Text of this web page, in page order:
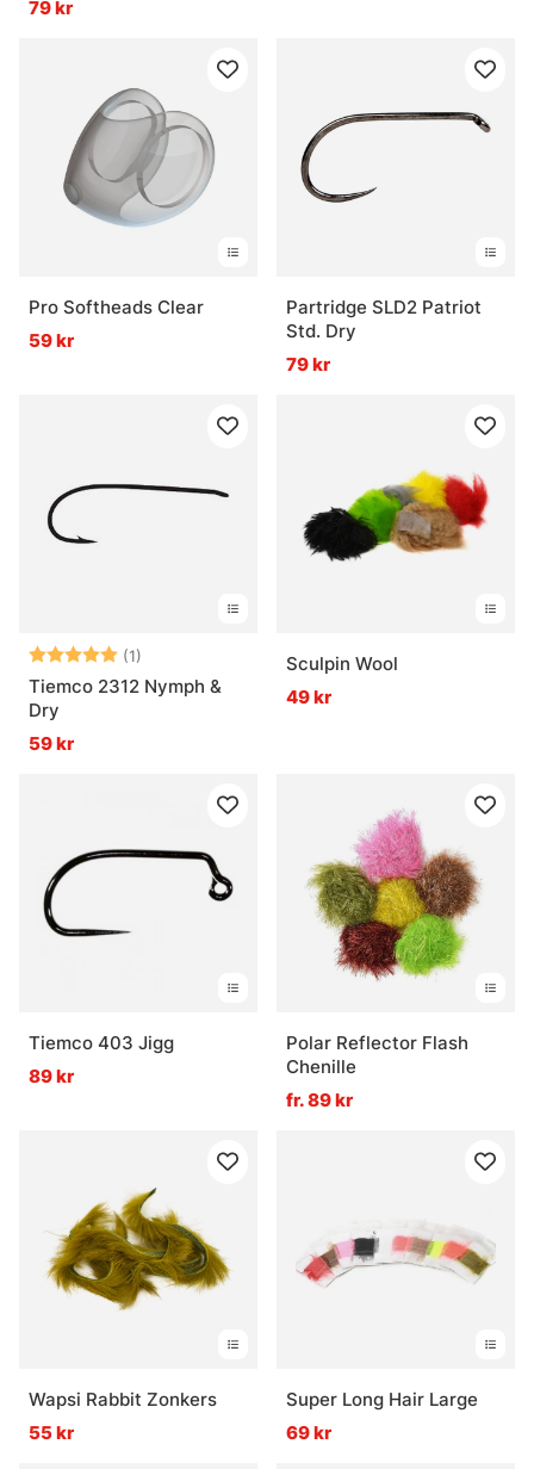
79 kr
Pro Softheads Clear
59 kr
Partridge SLD2 Patriot
Std. Dry
79 kr
Betyg: (1)
5.0 utav 5 stjärnor
Tiemco 2312 Nymph &
Dry
59 kr
Sculpin Wool
49 kr
Tiemco 403 Jigg
89 kr
Polar Reflector Flash
Chenille
fr. 89 kr
Wapsi Rabbit Zonkers
55 kr
Super Long Hair Large
69 kr